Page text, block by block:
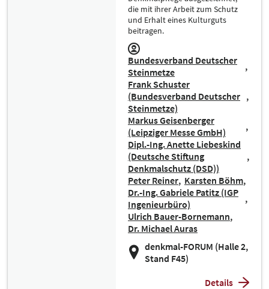
die mit ihrer Arbeit zum Schutz
und Erhalt eines Kulturguts
beitragen.
Bundesverband Deutscher
Steinmetze
Frank Schuster
(Bundesverband Deutscher
Steinmetze)
Markus Geisenberger
(Leipziger Messe GmbH)
Dipl.-Ing. Anette Liebeskind
(Deutsche Stiftung
Denkmalschutz (DSD))
Peter Reiner Karsten Böhm
Dr.-Ing. Gabriele Patitz (IGP
Ingenieurbüro)
Ulrich Bauer-Bornemann
Dr. Michael Auras
denkmal-FORUM (Halle 2,
Stand F45)
Details